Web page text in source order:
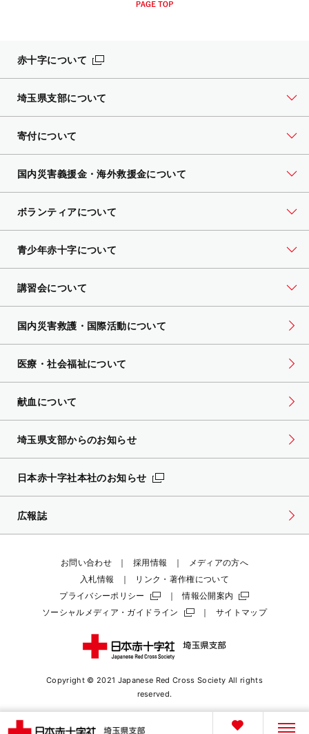
赤十字について
埼玉県支部について
寄付について
国内災害義援金・海外救援金について
ボランティアについて
青少年赤十字について
講習会について
国内災害救護・国際活動について
医療・社会福祉について
献血について
埼玉県支部からのお知らせ
日本赤十字社本社のお知らせ
広報誌
お問い合わせ 採用情報
メディアの方へ
入札情報
リンク・著作権について
プライバシーポリシー
情報公開案内
ソーシャルメディア・ガイドライン
サイトマップ
Copyright © 2021 Japanese Red Cross Society All rights
reserved.